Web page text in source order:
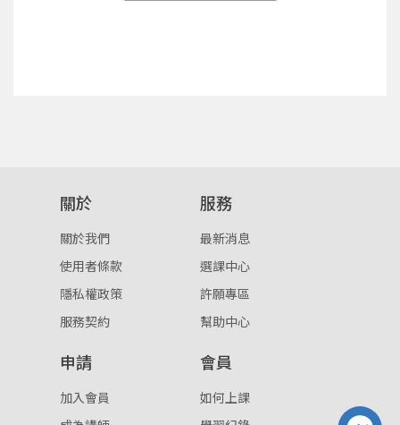
註冊
按下註冊即代表你同意我們的使用者條款
關於
關於我們
使用者條款
隱私權政策
服務契約
服務
最新消息
選課中心
許願專區
幫助中心
申請
加入會員
會員
如何上課